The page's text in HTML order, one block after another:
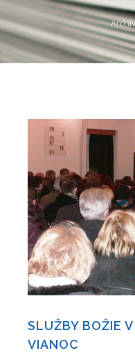
SLUŽBY BOŽIE
VIANOC